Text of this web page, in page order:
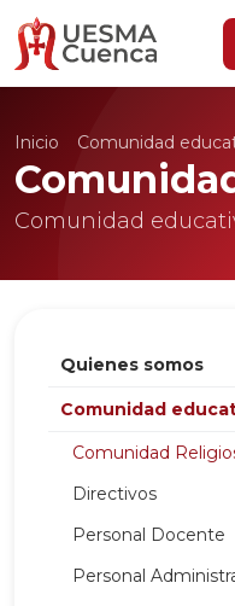
Inicio Comunidad
Comunidad
Quienes somos
Comunidad
Comunidad
Directivos
Personal Docente
Personal